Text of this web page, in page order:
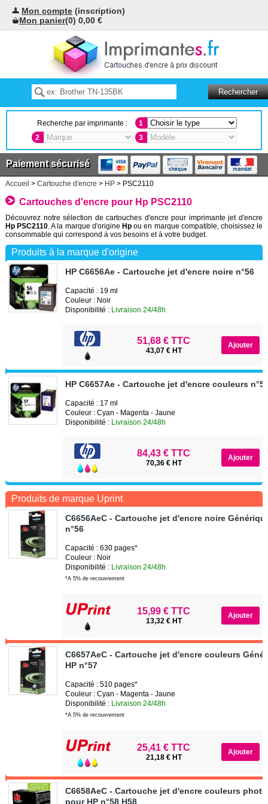
Mon compte (inscription)
Mon panier(0) 0,00 €
Recherche par imprimante :
1
2
3
Paiement sécurisé
Accueil > Cartouche d'encre > HP> PSC2110
Cartouches d'encre pour Hp PSC2110
Découvrez notre sélection de cartouches d'encre pour imprimante jet d'encre
Hp PSC2110 . A la marque d'origineHp ou en marque compatible, choisissez le
consommable qui correspond à vos besoins et à votre budget.
Produits à la marque d'origine
HP C6656Ae - Cartouche jet d'encre noire n°56
Capacité : 19 ml
Couleur : Noir
Disponibilité : Livraison 24/48h
51,68 € TTC
43,07 € HT
HP C6657Ae - Cartouche jet d'encre couleurs
Capacité : 17 ml
Couleur : Cyan - Magenta - Jaune
Disponibilité : Livraison 24/48h
84,43 € TTC
70,36 € HT
Produits de marque Uprint
C6656AeC - Cartouche jet d'encre noire
n°56
Capacité : 630 pages*
Couleur : Noir
Disponibilité : Livraison 24/48h
*A 5% de recouvrement
15,99 € TTC
13,32 € HT
C6657AeC - Cartouche jet d'encre couleurs
HP n°57
Capacité : 510 pages*
Couleur : Cyan - Magenta - Jaune
Disponibilité : Livraison 24/48h
*A 5% de recouvrement
25,41 € TTC
21,18 € HT
C6658AeC - Cartouche jet d'encre couleurs
pour HP n°58 H58